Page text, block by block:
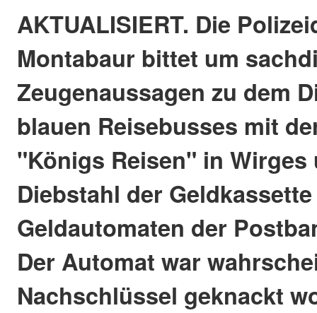
AKTUALISIERT. Die
Montabaur bittet um
Zeugenaussagen zu dem
blauen Reisebusses mit
"Königs Reisen" in Wirges
Diebstahl der
Geldautomaten der
Der Automat war
Nachschlüssel geknackt